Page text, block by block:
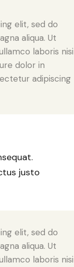
elit, sed do
aliqua. Ut
laboris nisi
dolor in
adipiscing
justo
elit, sed do
aliqua. Ut
laboris nisi